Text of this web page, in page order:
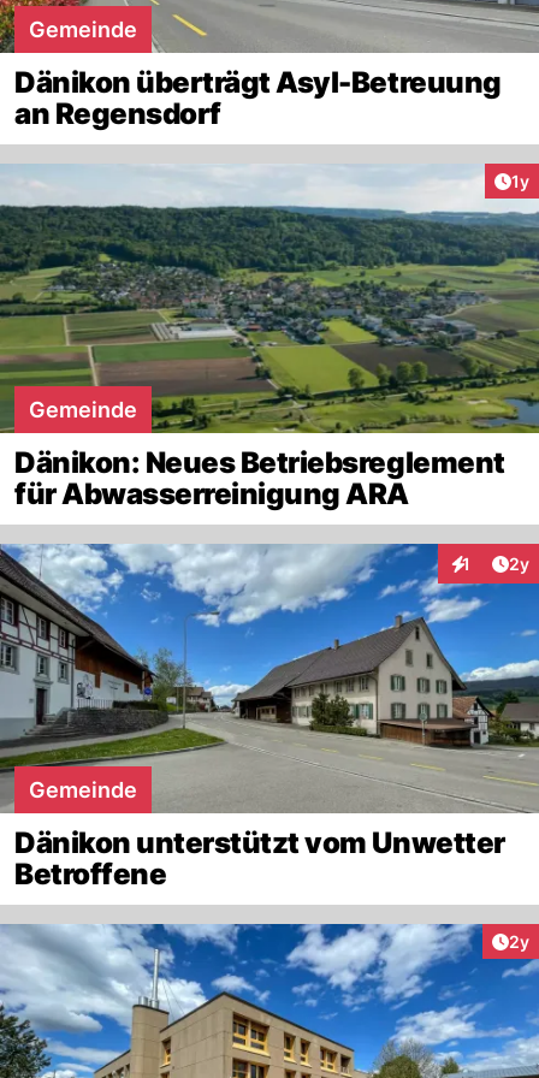
Gemeinde
Dänikon überträgt Asyl-Betreuung
an Regensdorf
1y
Gemeinde
Dänikon: Neues Betriebsreglement
für Abwasserreinigung ARA
1 2y
Gemeinde
Dänikon unterstützt vom Unwetter
Betroffene
2y